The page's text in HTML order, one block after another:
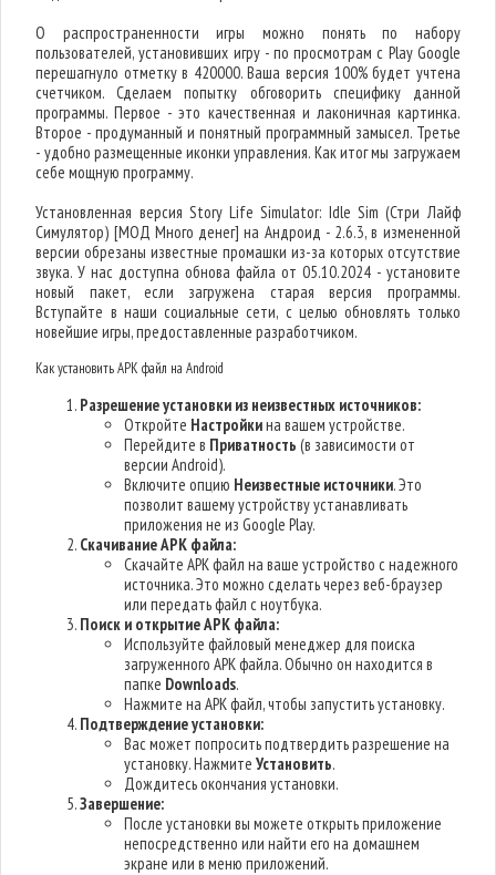
О распространенности игры можно понять по набору
пользователей, установивших игру - по просмотрам с Play Google
перешагнуло отметку в 420000. Ваша версия 100% будет учтена
счетчиком. Сделаем попытку обговорить специфику данной
программы. Первое - это качественная и лаконичная картинка.
Второе - продуманный и понятный программный замысел. Третье
- удобно размещенные иконки управления. Как итог мы загружаем
себе мощную программу.
Установленная версия Story Life Simulator: Idle Sim (Стри Лайф
Симулятор) [МОД Много денег] на Андроид - 2.6.3, в измененной
версии обрезаны известные промашки из-за которых отсутствие
звука. У нас доступна обнова файла от 05.10.2024 - установите
новый пакет, если загружена старая версия программы.
Вступайте в наши социальные сети, с целью обновлять только
новейшие игры, предоставленные разработчиком.
Как установить APK файл на Android
Разрешение установки из неизвестных источников:
Откройте Настройкина вашем устройстве.
Перейдите в Приватность (в зависимости от
версии Android).
Включите опцию Неизвестные источники. Это
позволит вашему устройству устанавливать
приложения не из Google Play.
Скачивание APK файла:
Скачайте APK файл на ваше устройство с надежного
источника. Это можно сделать через веб-браузер
или передать файл с ноутбука.
Поиск и открытие APK файла:
Используйте файловый менеджер для поиска
загруженного APK файла. Обычно он находится в
папке Downloads.
Нажмите на APK файл, чтобы запустить установку.
Подтверждение установки:
Вас может попросить подтвердить разрешение на
установку. НажмитеУстановить.
Дождитесь окончания установки.
Завершение:
После установки вы можете открыть приложение
непосредственно или найти его на домашнем
экране или в меню приложений.